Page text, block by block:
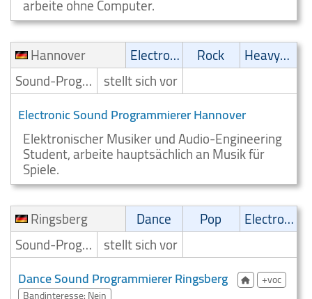
arbeite ohne Computer.
Hannover
Electronic Rock
Heavy-Metal
Sound-Programmierer stellt sich vor
Electronic Sound Programmierer Hannover
Elektronischer Musiker und Audio-Engineering
Student, arbeite hauptsächlich an Musik für
Spiele.
Ringsberg
Dance Pop
Electronic
Sound-Programmierer stellt sich vor
Dance Sound Programmierer Ringsberg
+voc